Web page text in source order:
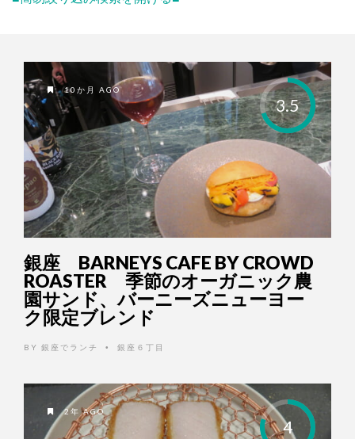
3.5
10か月 AGO
銀座 BARNEYS CAFE BY CROWD
ROASTER 季節のオーガニック農
園サンド、バーニーズニューヨー
ク限定ブレンド
BY 銀座でランチ • 銀座６丁目
4
2年 AGO